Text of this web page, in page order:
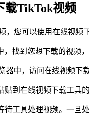
载TikTok视频
，您可以使用在线视频
，找到您想下载的视频
器中，访问在线视频下载
贴到在线视频下载工具的
待工具处理视频。一旦